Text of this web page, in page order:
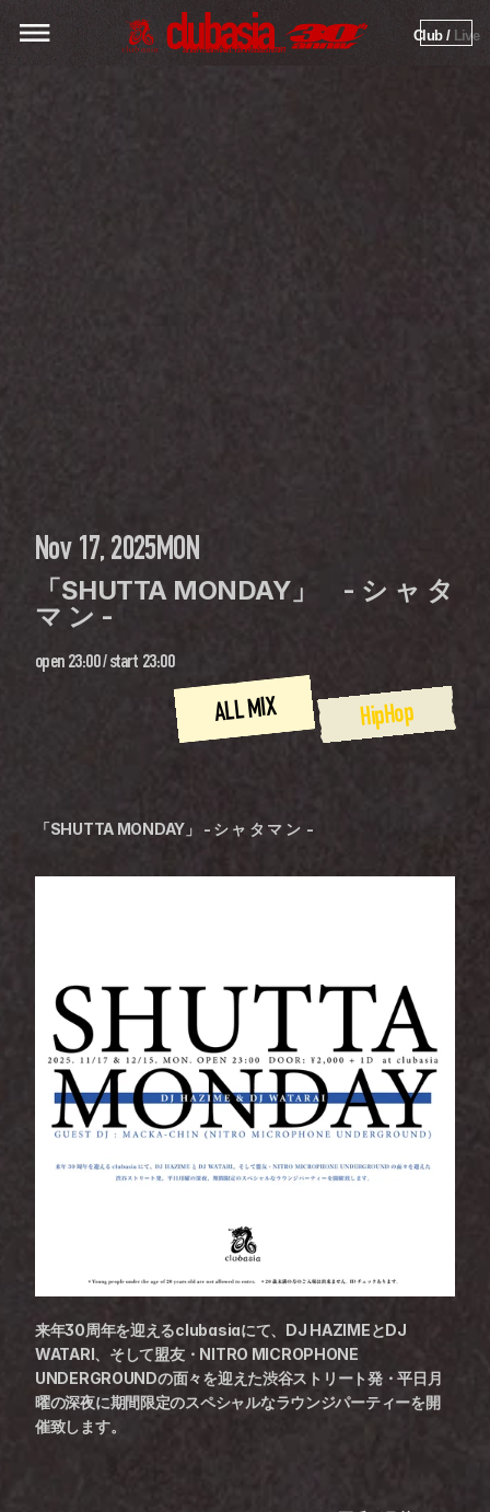
Club / Live
Nov 17, 2025MON
「SHUTTA MONDAY」　- シ ャ タ
マ ン -
open 23:00 / start 23:00
HipHop
ALL MIX
「SHUTTA MONDAY」 - シ ャ タ マ ン  -
来年30周年を迎えるclubasiaにて、DJ HAZIMEとDJ
WATARI、そして盟友・NITRO MICROPHONE
UNDERGROUNDの面々を迎えた渋谷ストリート発・平日月
曜の深夜に期間限定のスペシャルなラウンジパーティーを開
催致します。